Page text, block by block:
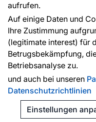
aufrufen.
Auf einige Daten und
Ihre Zustimmung
(legitimate interest) für
Betrugsbekämpfung,
Betriebsanalyse zu.
und auch bei unseren
Datenschutzrichtlinien
Einstellungen
Zahlungsarten:
Die Zahlungen werden
© 2010 - 2026
Created:
Reklalink s.r.o.
Schutz personenbezogener